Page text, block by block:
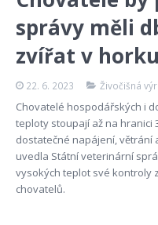
správy měli
zvířat v horku
22. 6. 2023 Živočišná
Chovatelé hospodářských i
teploty stoupají až na hranici
dostatečné napájení, větrání
uvedla Státní veterinární
vysokých teplot své kontroly
chovatelů.